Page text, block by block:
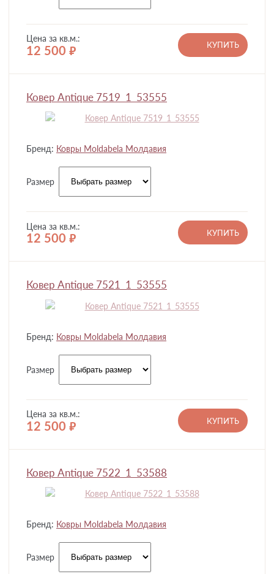
Цена за кв.м.:
12 500 руб.
КУПИТЬ
Ковер Antique 7519_1_53555
Бренд: Ковры Moldabela Молдавия
Размер
Цена за кв.м.:
12 500 руб.
КУПИТЬ
Ковер Antique 7521_1_53555
Бренд: Ковры Moldabela Молдавия
Размер
Цена за кв.м.:
12 500 руб.
КУПИТЬ
Ковер Antique 7522_1_53588
Бренд: Ковры Moldabela Молдавия
Размер